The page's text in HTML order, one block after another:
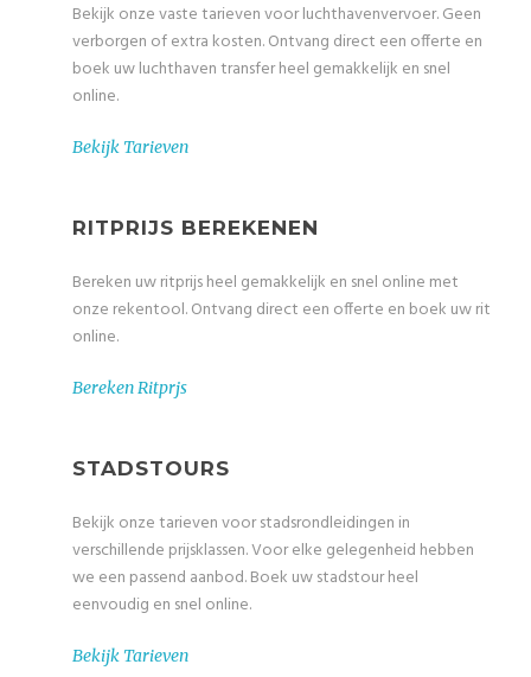
Bekijk onze vaste tarieven voor luchthavenvervoer. Geen
verborgen of extra kosten. Ontvang direct een offerte en
boek uw luchthaven transfer heel gemakkelijk en snel
online.
Bekijk Tarieven
RITPRIJS BEREKENEN
Bereken uw ritprijs heel gemakkelijk en snel online met
onze rekentool. Ontvang direct een offerte en boek uw rit
online.
Bereken Ritprjs
STADSTOURS
Bekijk onze tarieven voor stadsrondleidingen in
verschillende prijsklassen. Voor elke gelegenheid hebben
we een passend aanbod. Boek uw stadstour heel
eenvoudig en snel online.
Bekijk Tarieven